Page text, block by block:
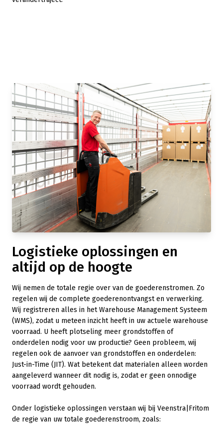
Logistieke oplossingen en
altijd op de hoogte
Wij nemen de totale regie over van de goederenstromen. Zo
regelen wij de complete goederenontvangst en verwerking.
Wij registreren alles in het Warehouse Management Systeem
(WMS), zodat u meteen inzicht heeft in uw actuele warehouse
voorraad. U heeft plotseling meer grondstoffen of
onderdelen nodig voor uw productie? Geen probleem, wij
regelen ook de aanvoer van grondstoffen en onderdelen:
Just-in-Time (JIT). Wat betekent dat materialen alleen worden
aangeleverd wanneer dit nodig is, zodat er geen onnodige
voorraad wordt gehouden.
Onder logistieke oplossingen verstaan wij bij Veenstra|Fritom
de regie van uw totale goederenstroom, zoals: